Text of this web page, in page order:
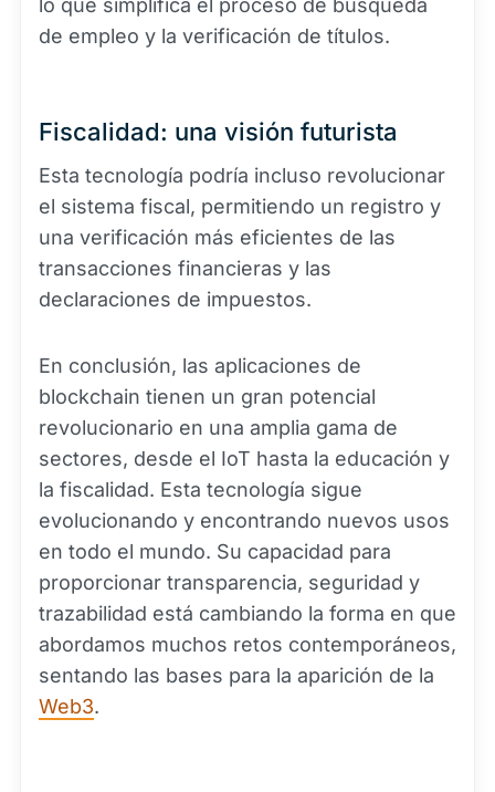
lo que simplifica el proceso de búsqueda
de empleo y la verificación de títulos.
Fiscalidad: una visión futurista
Esta tecnología podría incluso revolucionar
el sistema fiscal, permitiendo un registro y
una verificación más eficientes de las
transacciones financieras y las
declaraciones de impuestos.
En conclusión, las aplicaciones de
blockchain tienen un gran potencial
revolucionario en una amplia gama de
sectores, desde el IoT hasta la educación y
la fiscalidad. Esta tecnología sigue
evolucionando y encontrando nuevos usos
en todo el mundo. Su capacidad para
proporcionar transparencia, seguridad y
trazabilidad está cambiando la forma en que
abordamos muchos retos contemporáneos,
sentando las bases para la aparición de la
Web3.